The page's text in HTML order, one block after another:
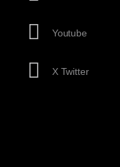
Youtube
X Twitter